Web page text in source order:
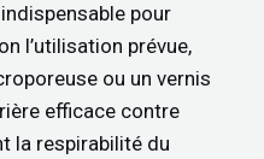
pour
l’utilisation prévue,
ou un vernis
efficace contre
la respirabilité du